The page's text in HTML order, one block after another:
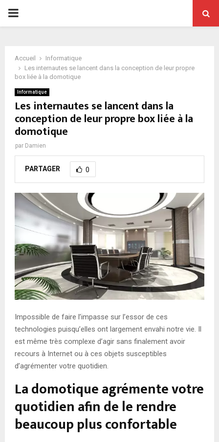
PRIMARY
Accueil
Informatique
Les internautes se lancent dans la conception de leur propre
box liée à la domotique
Informatique
Les internautes se lancent dans la
conception de leur propre box liée à la
domotique
par Damien
PARTAGER 0
Impossible de faire l’impasse sur l’essor de ces
technologies puisqu’elles ont largement envahi notre vie. Il
est même très complexe d’agir sans finalement avoir
recours à Internet ou à ces objets susceptibles
d’agrémenter votre quotidien.
La domotique agrémente votre
quotidien afin de le rendre
beaucoup plus confortable